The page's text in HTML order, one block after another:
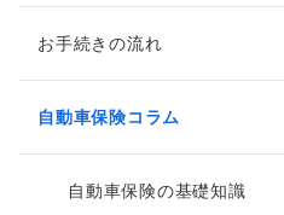
お手続きの流れ
自動車保険コラム
自動車保険の基礎知識